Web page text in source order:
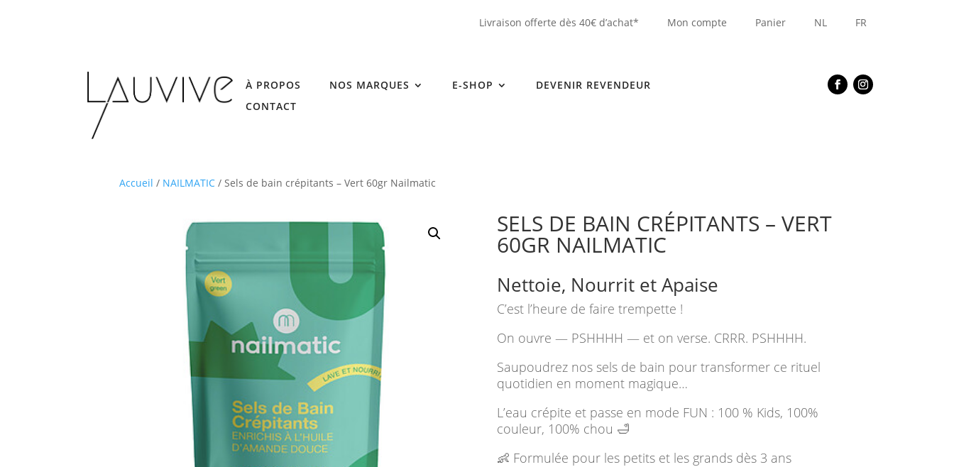
Livraison offerte dès 40€ d’achat* Mon compte Panier NL FR
À PROPOS NOS MARQUES E-SHOP
DEVENIR REVENDEUR
CONTACT
Accueil / NAILMATIC / Sels de bain crépitants – Vert 60gr Nailmatic
SELS DE BAIN CRÉPITANTS – VERT
60GR NAILMATIC
Nettoie, Nourrit et Apaise
C’est l’heure de faire trempette !
On ouvre — PSHHHH — et on verse. CRRR. PSHHHH.
Saupoudrez nos sels de bain pour transformer ce rituel
quotidien en moment magique…
L’eau crépite et passe en mode FUN : 100 % Kids, 100%
couleur, 100% chou 🛁
👶 Formulée pour les petits et les grands dès 3 ans